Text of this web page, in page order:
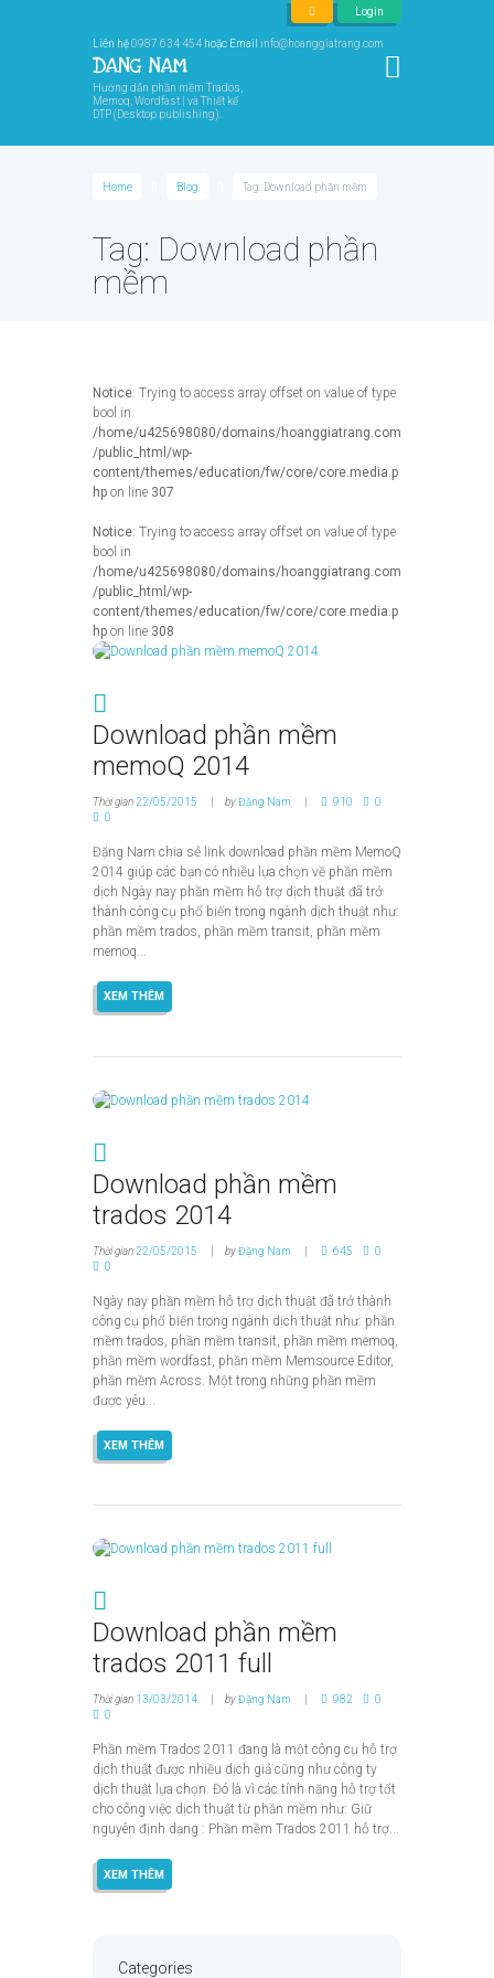
Login
Liên hệ0987 634 454 hoặc Email info@hoanggiatrang.com
Hướng dẫn phần mềm Trados,
Memoq, Wordfast | và Thiết kế
DTP (Desktop publishing).
Home Blog Tag: Download phần mềm
Tag: Download phần
mềm
Notice: Trying to access array offset on value of type
bool in
/home/u425698080/domains/hoanggiatrang.com
/public_html/wp-
content/themes/education/fw/core/core.media.p
hp on line 307
Notice: Trying to access array offset on value of type
bool in
/home/u425698080/domains/hoanggiatrang.com
/public_html/wp-
content/themes/education/fw/core/core.media.p
hp on line 308
Download phần mềm
memoQ 2014
Thời gian22/05/2015 byĐặng Nam 910
0
0
Đặng Nam chia sẻ link download phần mềm MemoQ
2014 giúp các bạn có nhiều lựa chọn về phần mềm
dịch Ngày nay phần mềm hỗ trợ dịch thuật đã trở
thành công cụ phổ biến trong ngành dịch thuật như:
phần mềm trados, phần mềm transit, phần mềm
memoq...
XEM THÊM
Download phần mềm
trados 2014
Thời gian22/05/2015 byĐặng Nam 645
0
0
Ngày nay phần mềm hỗ trợ dịch thuật đã trở thành
công cụ phổ biến trong ngành dịch thuật như: phần
mềm trados, phần mềm transit, phần mềm memoq,
phần mềm wordfast, phần mềm Memsource Editor,
phần mềm Across. Một trong những phần mềm
được yêu...
XEM THÊM
Download phần mềm
trados 2011 full
Thời gian 13/03/2014 byĐặng Nam 982
0
0
Phần mềm Trados 2011 đang là một công cụ hỗ trợ
dịch thuật được nhiều dịch giả cũng như công ty
dịch thuật lựa chọn. Đó là vì các tính năng hỗ trợ tốt
cho công việc dịch thuật từ phần mềm như: Giữ
nguyên định dạng : Phần mềm Trados 2011 hỗ trợ...
XEM THÊM
Categories